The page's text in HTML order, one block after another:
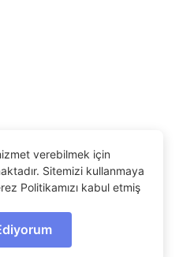
saklıdır.
REINF.
geliştirildi.
verebilmek için
Sitemizi kullanmaya
Politikamızı kabul etmiş